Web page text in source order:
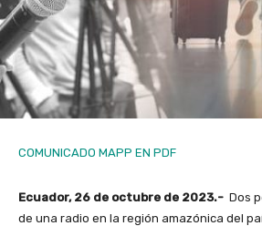
COMUNICADO MAPP EN PDF
Ecuador, 26 de octubre de 2023.- Dos
de una radio en la región amazónica del